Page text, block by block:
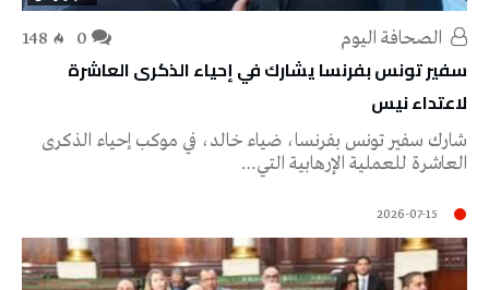
148
سفير تونس بفرنسا يشارك في إحياء الذكرى العاشرة
لاعتداء نيس
شارك سفير تونس بفرنسا، ضياء خالد، في موكب إحياء الذكرى
العاشرة للعملية الإرهابية التي…
2026-07-15